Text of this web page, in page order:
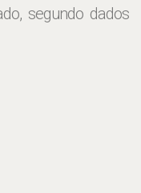
segundo dados